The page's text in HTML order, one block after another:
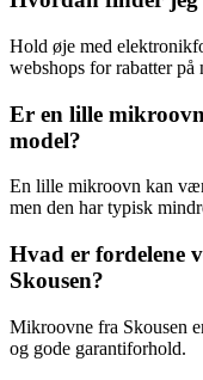
Hold øje med
webshops for rabatter på
Er en lille
model?
En lille mikroovn kan
men den har typisk
Hvad er fordelene
Skousen?
Mikroovne fra Skousen
og gode garantiforhold.